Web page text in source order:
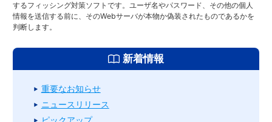
するフィッシング対策ソフトです。ユーザ名やパスワード、その他の個人
情報を送信する前に、そのWebサーバが本物か偽装されたものであるかを
判断します。
新着情報
重要なお知らせ
ニュースリリース
ピックアップ